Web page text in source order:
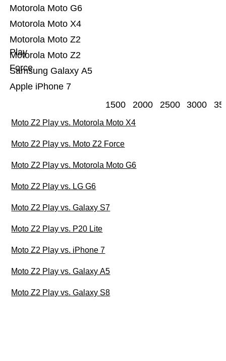
Apple iPhone 7
Samsung Galaxy A5
Motorola Moto Z2
Force
Motorola Moto Z2
Play
Motorola Moto X4
Motorola Moto G6
1500 2000 2500 3000
Moto Z2 Play vs. Motorola Moto X4
Moto Z2 Play vs. Moto Z2 Force
Moto Z2 Play vs. Motorola Moto G6
Moto Z2 Play vs. LG G6
Moto Z2 Play vs. Galaxy S7
Moto Z2 Play vs. P20 Lite
Moto Z2 Play vs. iPhone 7
Moto Z2 Play vs. Galaxy A5
Moto Z2 Play vs. Galaxy S8